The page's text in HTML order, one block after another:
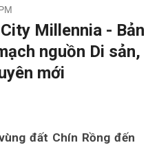
Millennia - Bản
nguồn Di sản,
mới
đất Chín Rồng đến